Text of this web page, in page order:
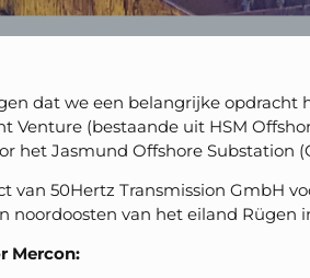
dat we een belangrijke opdracht
Venture (bestaande uit HSM
het Jasmund Offshore Substation
van 50Hertz Transmission GmbH
van het eiland Rügen
Mercon: